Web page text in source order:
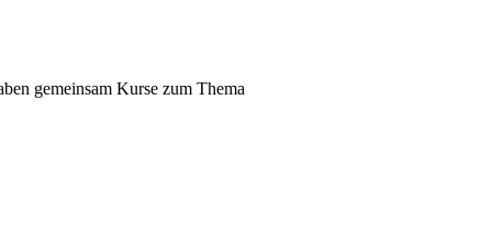
gemeinsam Kurse zum Thema